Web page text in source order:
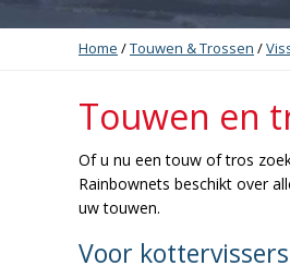
Home /Touwen & Trossen /
Touwen en
Of u nu een touw of tros
Rainbownets beschikt over
uw touwen.
Voor kottervissers